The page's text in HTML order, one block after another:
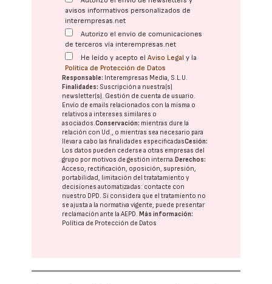
avisos informativos personalizados de
interempresas.net
Autorizo el envío de comunicaciones
de terceros vía interempresas.net
He leído y acepto elAviso Legal y la
Política de Protección de Datos
Responsable: Interempresas Media, S.L.U.
Finalidades: Suscripción a nuestra(s)
newsletter(s). Gestión de cuenta de usuario.
Envío de emails relacionados con la misma o
relativos a intereses similares o
asociados.Conservación: mientras dure la
relación con Ud., o mientras sea necesario para
llevar a cabo las finalidades especificadasCesión:
Los datos pueden cederse a otras empresas del
grupo por motivos de gestión interna.Derechos:
Acceso, rectificación, oposición, supresión,
portabilidad, limitación del tratatamiento y
decisiones automatizadas: contacte con
nuestro DPD. Si considera que el tratamiento no
se ajusta a la normativa vigente, puede presentar
reclamación ante laAEPD.Más información:
Política de Protección de Datos